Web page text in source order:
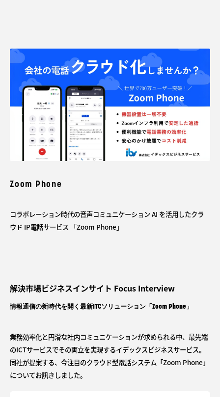
Zoom Phone
コラボレーション時代の音声コミュニケーション AI を活用したクラ
ウド IP電話サービス 「Zoom Phone」
解決市場ビジネスインサイト Focus Interview
情報通信の新時代を開く最新ITCソリューション「Zoom Phone」
業務効率化と円滑な社内コミュニケーションが求められる中、最先端
のICTサービスでその両立を実現するイデックスビジネスサービス。
同社が提案する、今注目のクラウド型電話システム「Zoom Phone」
についてお訊きしました。